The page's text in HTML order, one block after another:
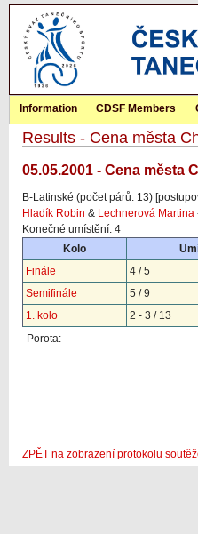
Information CDSF Members
Results - Cena města
05.05.2001 - Cena města
B-Latinské (počet párů: 13)
Hladík Robin & Lechnerová Martina
Konečné umístění: 4
Kolo
Finále
4 / 5
Semifinále
5 / 9
1. kolo
2 - 3 / 13
Porota:
ZPĚT na zobrazení protokolu